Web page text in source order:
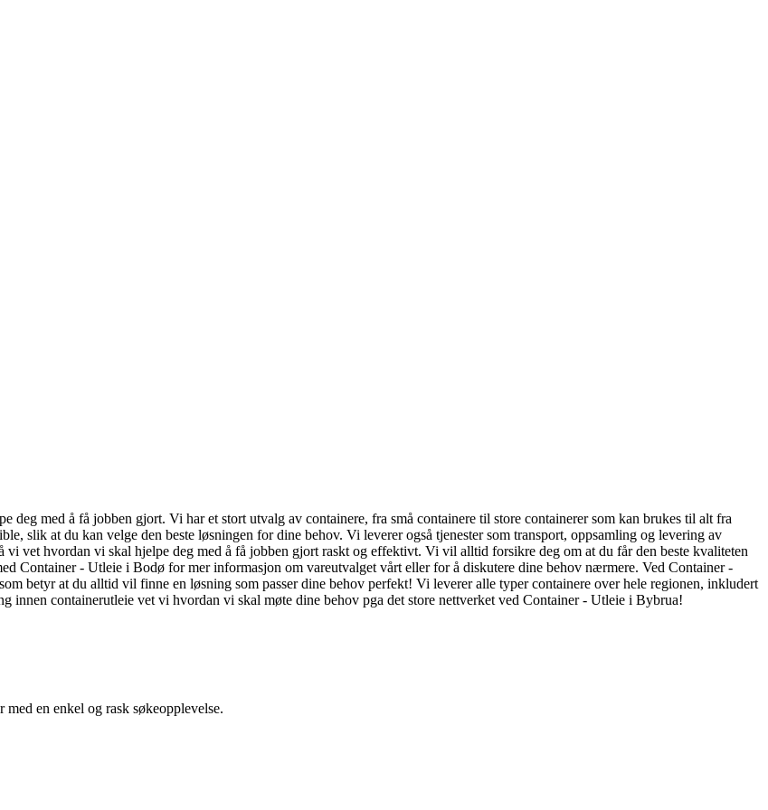
med å få jobben gjort. Vi har et stort utvalg av containere, fra små containere til store containerer som kan brukes til alt fra
slik at du kan velge den beste løsningen for dine behov. Vi leverer også tjenester som transport, oppsamling og levering av
vet hvordan vi skal hjelpe deg med å få jobben gjort raskt og effektivt. Vi vil alltid forsikre deg om at du får den beste kvaliteten
Container - Utleie i Bodø for mer informasjon om vareutvalget vårt eller for å diskutere dine behov nærmere. Ved Container -
betyr at du alltid vil finne en løsning som passer dine behov perfekt! Vi leverer alle typer containere over hele regionen, inkludert
innen containerutleie vet vi hvordan vi skal møte dine behov pga det store nettverket ved Container - Utleie i Bybrua!
en enkel og rask søkeopplevelse.